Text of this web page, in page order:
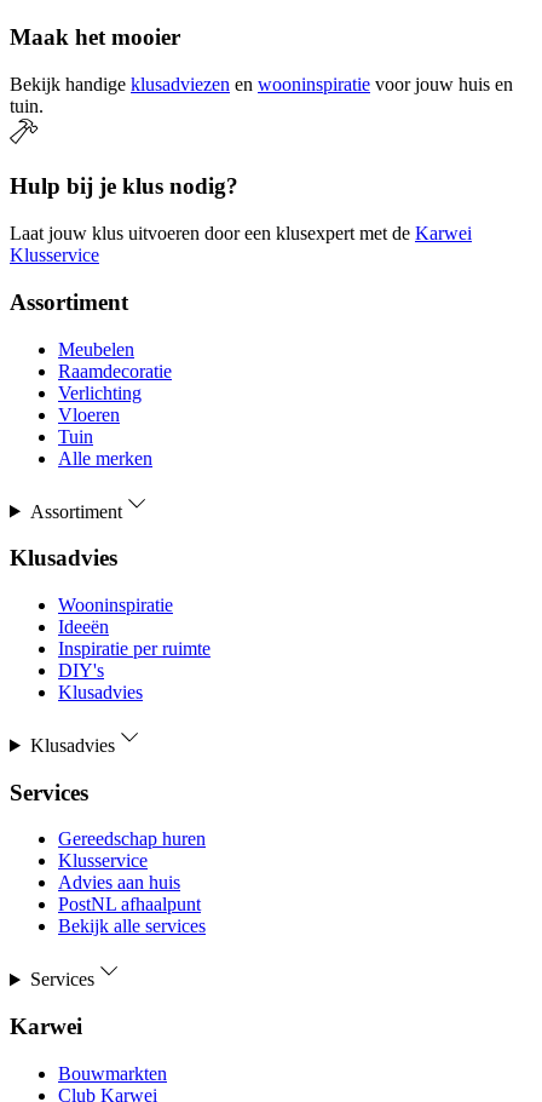
Maak het mooier
Bekijk handige klusadviezen en wooninspiratie voor jouw huis en
tuin.
Hulp bij je klus nodig?
Laat jouw klus uitvoeren door een klusexpert met de Karwei
Klusservice
Assortiment
Meubelen
Raamdecoratie
Verlichting
Vloeren
Tuin
Alle merken
Assortiment
Klusadvies
Wooninspiratie
Ideeën
Inspiratie per ruimte
DIY's
Klusadvies
Klusadvies
Services
Gereedschap huren
Klusservice
Advies aan huis
PostNL afhaalpunt
Bekijk alle services
Services
Karwei
Bouwmarkten
Club Karwei